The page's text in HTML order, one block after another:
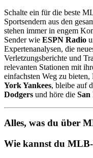
Schalte ein für die beste
Sportsendern aus den
stehen immer in engem
Sender wie ESPN Radio
Expertenanalysen, die
Verletzungsberichte und
relevanten Stationen mit
einfachsten Weg zu
York Yankees, bleibe auf
Dodgers und höre die San
Alles, was du über
Wie kannst du MLB-